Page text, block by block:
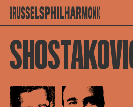
Open afbeelding in popupOpen afbeelding